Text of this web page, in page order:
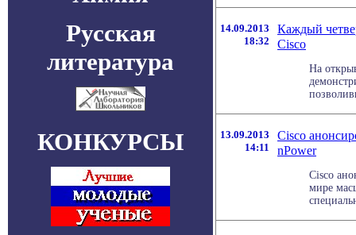
Русская
литература
КОНКУРСЫ
14.09.2013
18:32
Каждый
Cisco
На
13.09.2013
14:11
Cisco
nPower
Cisco
мире